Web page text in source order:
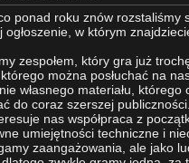
ponad roku znów rozstaliśmy
ogłoszenie, w którym
zespołem, który gra już
można posłuchać na
własnego materiału,
do coraz szerszej
nas współpraca z
umiejętności techniczne i
zaangażowania, ale jako